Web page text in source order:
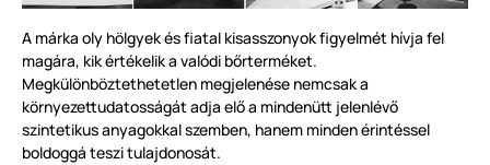
A márka oly hölgyek és fiatal kisasszonyok figyelmét hívja fel
magára, kik értékelik a valódi bőrterméket.
Megkülönböztethetetlen megjelenése nemcsak a
környezettudatosságát adja elő a mindenütt jelenlévő
szintetikus anyagokkal szemben, hanem minden érintéssel
boldoggá teszi tulajdonosát.